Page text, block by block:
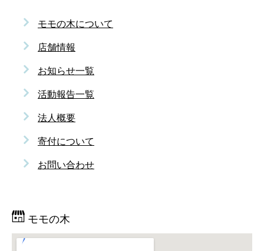
モモの木について
店舗情報
お知らせ一覧
活動報告一覧
法人概要
寄付について
お問い合わせ
モモの木